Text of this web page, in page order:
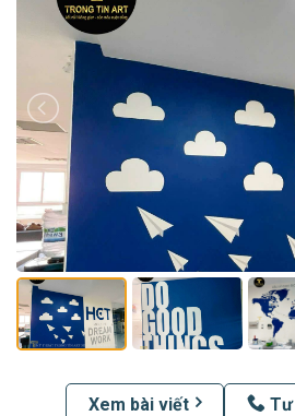
Xem bài viết Tư